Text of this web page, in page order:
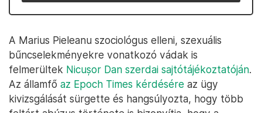
A Marius Pieleanu szociológus elleni, szexuális
bűncselekményekre vonatkozó vádak is
felmerültek Nicușor Dan szerdai sajtótájékoztatóján.
Az államfő az Epoch Times kérdésére az ügy
kivizsgálását sürgette és hangsúlyozta, hogy több